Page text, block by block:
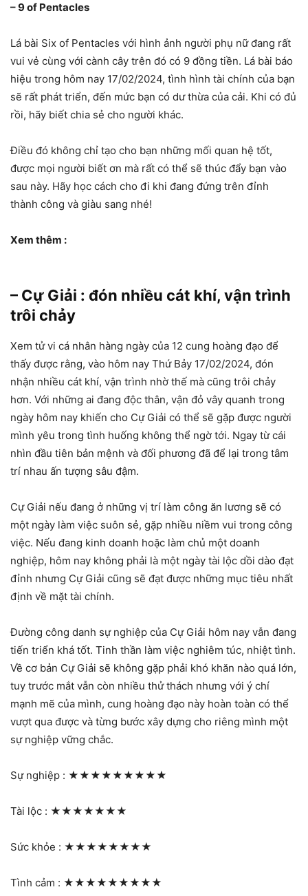
– 9 of Pentacles
Lá bài Six of Pentacles với hình ảnh người phụ nữ đang rất
vui vẻ cùng với cành cây trên đó có 9 đồng tiền. Lá bài báo
hiệu trong hôm nay 17/02/2024, tình hình tài chính của bạn
sẽ rất phát triển, đến mức bạn có dư thừa của cải. Khi có đủ
rồi, hãy biết chia sẻ cho người khác.
Điều đó không chỉ tạo cho bạn những mối quan hệ tốt,
được mọi người biết ơn mà rất có thể sẽ thúc đẩy bạn vào
sau này. Hãy học cách cho đi khi đang đứng trên đỉnh
thành công và giàu sang nhé!
Xem thêm :
– Cự Giải : đón nhiều cát khí, vận trình
trôi chảy
Xem tử vi cá nhân hàng ngày của 12 cung hoàng đạo để
thấy được rằng, vào hôm nay Thứ Bảy 17/02/2024, đón
nhận nhiều cát khí, vận trình nhờ thế mà cũng trôi chảy
hơn. Với những ai đang độc thân, vận đỏ vây quanh trong
ngày hôm nay khiến cho Cự Giải có thể sẽ gặp được người
mình yêu trong tình huống không thể ngờ tới. Ngay từ cái
nhìn đầu tiên bản mệnh và đối phương đã để lại trong tâm
trí nhau ấn tượng sâu đậm.
Cự Giải nếu đang ở những vị trí làm công ăn lương sẽ có
một ngày làm việc suôn sẻ, gặp nhiều niềm vui trong công
việc. Nếu đang kinh doanh hoặc làm chủ một doanh
nghiệp, hôm nay không phải là một ngày tài lộc dồi dào đạt
đỉnh nhưng Cự Giải cũng sẽ đạt được những mục tiêu nhất
định về mặt tài chính.
Đường công danh sự nghiệp của Cự Giải hôm nay vẫn đang
tiến triển khá tốt. Tinh thần làm việc nghiêm túc, nhiệt tình.
Về cơ bản Cự Giải sẽ không gặp phải khó khăn nào quá lớn,
tuy trước mắt vẫn còn nhiều thử thách nhưng với ý chí
mạnh mẽ của mình, cung hoàng đạo này hoàn toàn có thể
vượt qua được và từng bước xây dựng cho riêng mình một
sự nghiệp vững chắc.
Sự nghiệp : ★★★★★★★★★
Tài lộc : ★★★★★★★
Sức khỏe : ★★★★★★★★
Tình cảm : ★★★★★★★★★